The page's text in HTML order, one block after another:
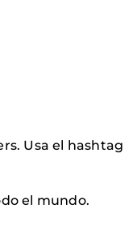
Usa el hashtag
el mundo.